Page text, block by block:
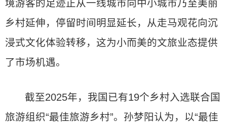
境游客的足迹正从一线城市向中小城市乃至美丽
乡村延伸，停留时间明显延长，从走马观花向沉
浸式文化体验转移，这为小而美的文旅业态提供
了市场机遇。
截至2025年，我国已有19个乡村入选联合国
旅游组织“最佳旅游乡村”。孙梦阳认为，以“最佳